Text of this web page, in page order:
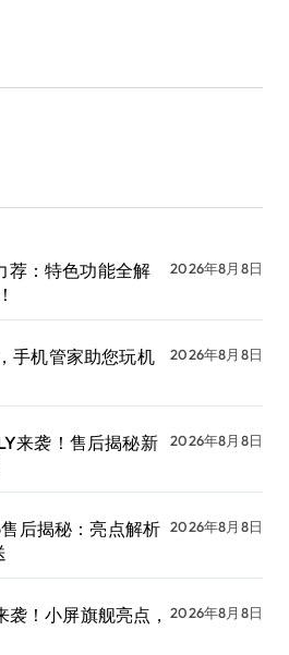
荐：特色功能全解
2026年8月8日
手机管家助您玩机
2026年8月8日
来袭！售后揭秘新
2026年8月8日
后揭秘：亮点解析 2026年8月8日
！小屏旗舰亮点， 2026年8月8日